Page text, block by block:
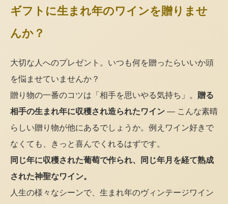
ギフトに生まれ年のワインを贈りませ
んか？
大切な人へのプレゼント。いつも何を贈ったらいいか頭
を悩ませていませんか？
贈り物の一番のコツは「相手を思いやる気持ち」。 贈る
相手の生まれ年に収穫され造られたワイン — こんな素晴
らしい贈り物が他にあるでしょうか。例えワイン好きで
なくても、きっと喜んでくれるはずです。
同じ年に収穫された葡萄で作られ、同じ年月を経て熟成
された神聖なワイン。
人生の様々なシーンで、生まれ年のヴィンテージワイン